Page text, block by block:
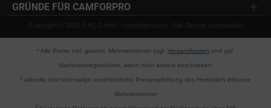
GRÜNDE FÜR CAMFORPRO
Copyright © 2025 S.H1 GmbH / camforpro.com - Alle Rechte vorbehalten
* Alle Preise inkl. gesetzl. Mehrwertsteuer zzgl. Versandkosten und ggf.
Nachnahmegebühren, wenn nicht anders beschrieben
aktuelle oder ehemalige unverbindliche Preisempfehlung des Herstellers inklusive
Mehrwertsteuer
2